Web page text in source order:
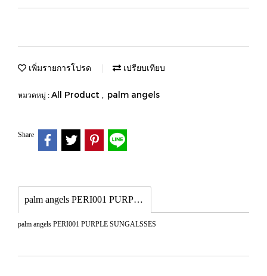
เพิ่มรายการโปรด เปรียบเทียบ
หมวดหมู่ : All Product , palm angels
Share
palm angels PERI001 PURPLE SUNGALSSES
palm angels PERI001 PURPLE SUNGALSSES